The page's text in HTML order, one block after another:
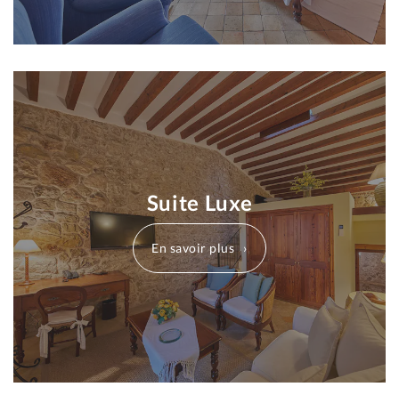
Suite Luxe
En savoir plus